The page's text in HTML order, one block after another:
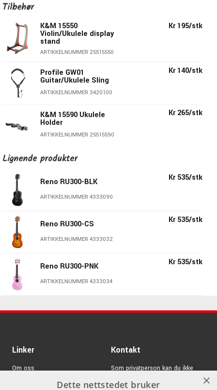
Inkl. gig-bag
Topp i Sapele-tre
Sider og bunn i Agathis
Tilbehør
K&M 15550
Violin/Ukulele display
stand
ARTIKKELNUMMER 25515550
Kr 195/stk
Profile GW01
Guitar/Ukulele Sling
ARTIKKELNUMMER 3420100
Kr 140/stk
K&M 15590 Ukulele
Holder
ARTIKKELNUMMER 25515590
Kr 265/stk
Hercules USP-10WB
Ukulele Hanger
ARTIKKELNUMMER 4075110
Lignende produkter
Reno RU300-BLK
ARTIKKELNUMMER 4333090
Kr 535/stk
Reno RU300-CS
ARTIKKELNUMMER 4333032
Kr 535/stk
Reno RU300-PNK
ARTIKKELNUMMER 4333034
Kr 535/stk
Linker
Om oss
Kontakt
Som privatperson kan du ikke
kjøpe på denne nettsiden, alt salg×
Dette nettstedet bruker